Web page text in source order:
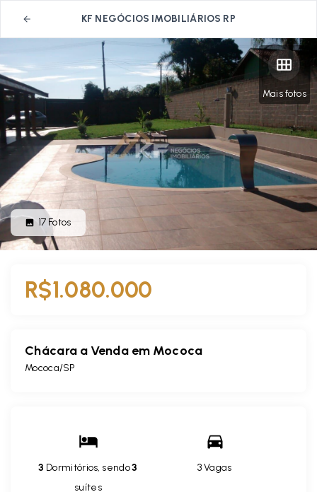
KF NEGÓCIOS IMOBILIÁRIOS RP
Mais fotos
17 Fotos
R$1.080.000
Chácara a Venda em Mococa
Mococa/SP
3 Dormitórios, sendo3
suítes
3 Vagas